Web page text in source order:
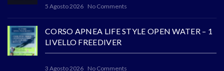
5 Agosto 2026 No Comments
CORSO APNEA LIFE STYLE OPEN WATER – 1
LIVELLO FREEDIVER
3 Agosto 2026 No Comments